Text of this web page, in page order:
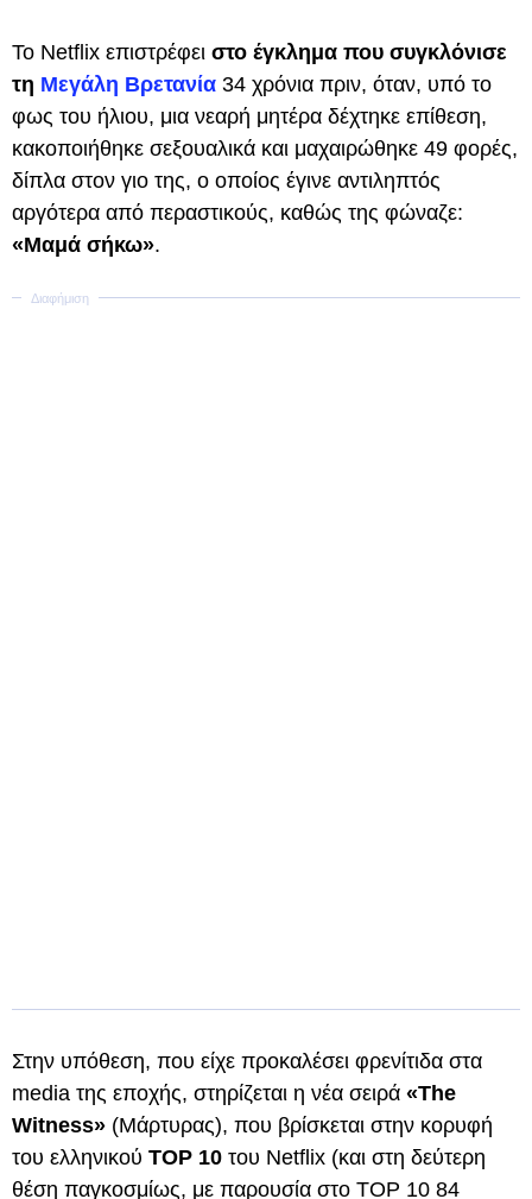
Το Netflix επιστρέφει στο έγκλημα που συγκλόνισε
τη Μεγάλη Βρετανία 34 χρόνια πριν, όταν, υπό το
φως του ήλιου, μια νεαρή μητέρα δέχτηκε επίθεση,
κακοποιήθηκε σεξουαλικά και μαχαιρώθηκε 49 φορές,
δίπλα στον γιο της, ο οποίος έγινε αντιληπτός
αργότερα από περαστικούς, καθώς της φώναζε:
«Μαμά σήκω».
Στην υπόθεση, που είχε προκαλέσει φρενίτιδα στα
media της εποχής, στηρίζεται η νέα σειρά «The
Witness» (Μάρτυρας), που βρίσκεται στην κορυφή
του ελληνικού ΤΟΡ 10 του Netflix (και στη δεύτερη
θέση παγκοσμίως, με παρουσία στο ΤΟΡ 10 84